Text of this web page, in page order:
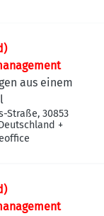
aus einem
Straße, 30853
+